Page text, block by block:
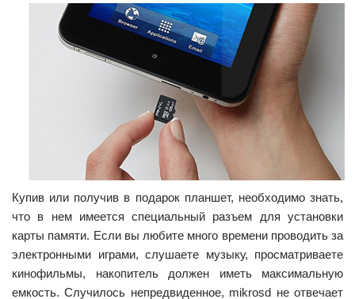
Купив или получив в подарок планшет, необходимо знать,
что в нем имеется специальный разъем для установки
карты памяти. Если вы любите много времени проводить за
электронными играми, слушаете музыку, просматриваете
кинофильмы, накопитель должен иметь максимальную
емкость. Случилось непредвиденное, mikrosd не отвечает